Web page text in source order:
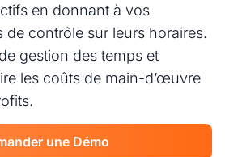
en donnant à vos
de contrôle sur leurs horaires.
gestion des temps et
les coûts de main-d’œuvre
une Démo